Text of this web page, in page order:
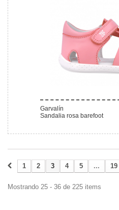
Garvalín
Sandalia rosa barefoot
1 2 3 4 5 ... 19
Mostrando 25 - 36 de 225 items